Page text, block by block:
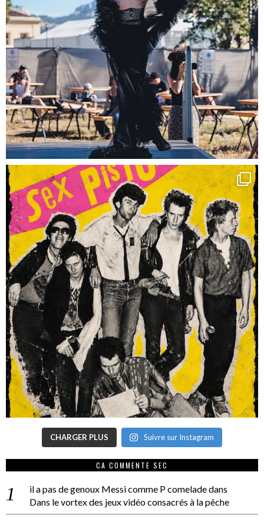
CHARGER PLUS Suivre sur Instagram
CA COMMENTE SEC
il a pas de genoux Messi comme P comeladedans
Dans le vortex des jeux vidéo consacrés à la pêche